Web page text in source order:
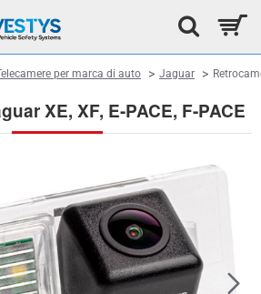
XE, XF, E-PACE, F-PACE
per marca di auto Jaguar